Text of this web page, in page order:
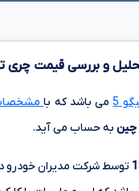
و بررسی قیمت چری
5 می باشد که با
چین به حساب می آید.
توسط شرکت مدیران خودرو